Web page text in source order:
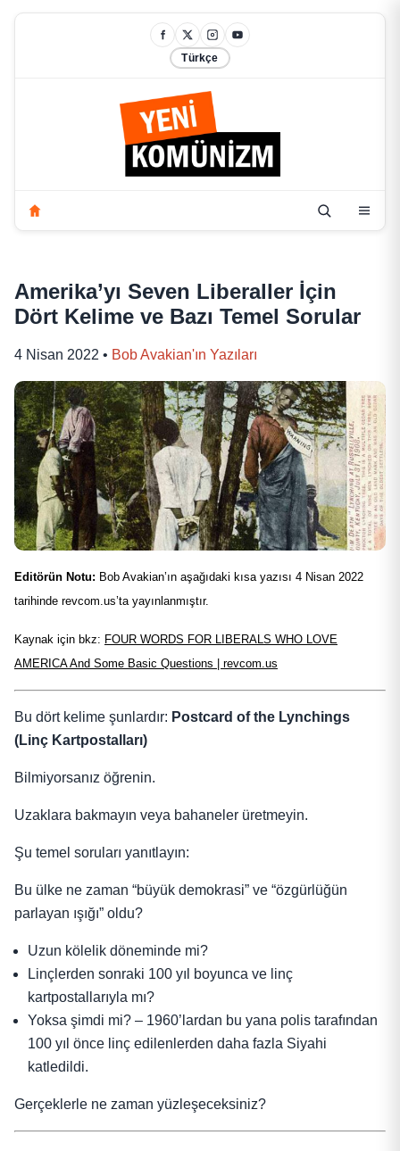
Türkçe
Amerika’yı Seven Liberaller İçin
Dört Kelime ve Bazı Temel Sorular
4 Nisan 2022 • Bob Avakian'ın Yazıları
Editörün Notu: Bob Avakian’ın aşağıdaki kısa yazısı 4 Nisan 2022
tarihinde revcom.us’ta yayınlanmıştır.
Kaynak için bkz: FOUR WORDS FOR LIBERALS WHO LOVE
AMERICA And Some Basic Questions | revcom.us
Bu dört kelime şunlardır: Postcard of the Lynchings
(Linç Kartpostalları)
Bilmiyorsanız öğrenin.
Uzaklara bakmayın veya bahaneler üretmeyin.
Şu temel soruları yanıtlayın:
Bu ülke ne zaman “büyük demokrasi” ve “özgürlüğün
parlayan ışığı” oldu?
Uzun kölelik döneminde mi?
Linçlerden sonraki 100 yıl boyunca ve linç
kartpostallarıyla mı?
Yoksa şimdi mi? – 1960’lardan bu yana polis tarafından
100 yıl önce linç edilenlerden daha fazla Siyahi
katledildi.
Gerçeklerle ne zaman yüzleşeceksiniz?